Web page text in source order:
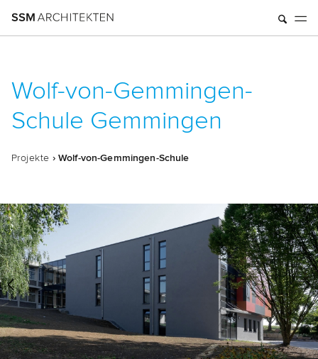
Wolf-von-Gemmingen-
Schule Gemmingen
Pro­jek­te › Wolf-von-Gem­min­gen-Schu­le